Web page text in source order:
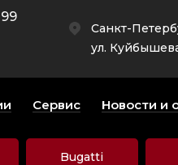
Санкт-
ул.
Сервис Новости и
Bugatti